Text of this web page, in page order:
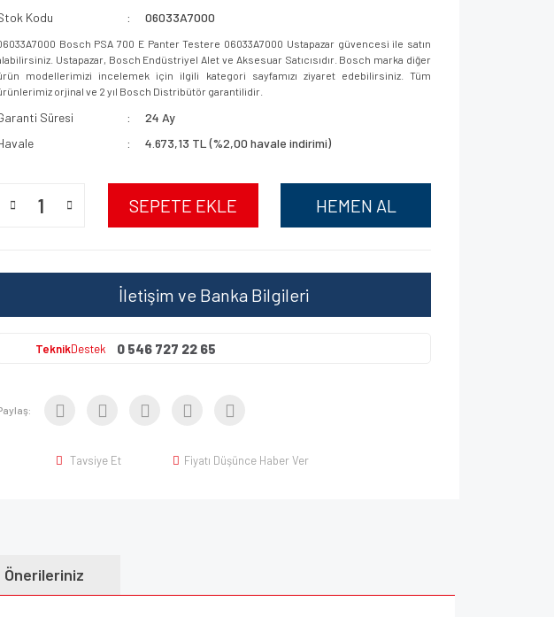
Kodu
06033A7000
Bosch PSA 700 E Panter Testere 06033A7000 Ustapazar güvencesi ile satın
Ustapazar, Bosch Endüstriyel Alet ve Aksesuar Satıcısıdır. Bosch marka diğer
modellerimizi incelemek için ilgili kategori sayfamızı ziyaret edebilirsiniz. Tüm
orjinal ve 2 yıl Bosch Distribütör garantilidir.
Süresi
24 Ay
4.673,13 TL (%2,00 havale indirimi)
SEPETE EKLE HEMEN AL
İletişim ve Banka Bilgileri
TeknikDestek 0 546 727 22 65
Tavsiye Et Fiyatı Düşünce Haber Ver
Önerileriniz